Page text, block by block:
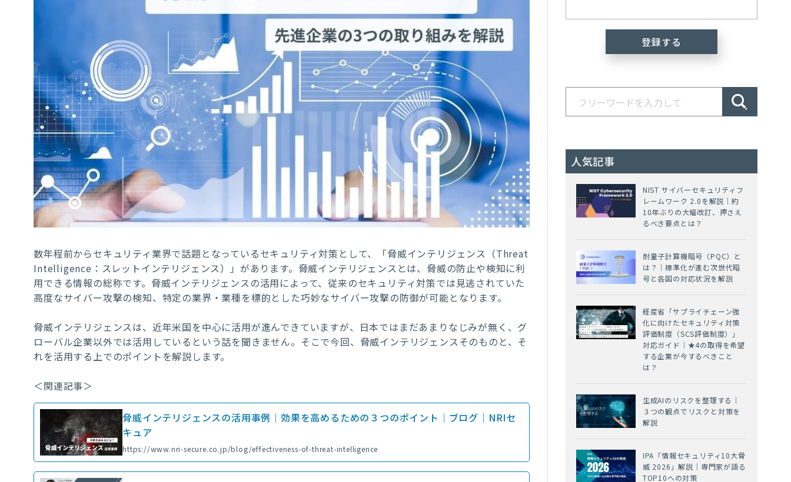
数年程前からセキュリティ業界で話題となっているセキュリティ対策として、「脅威インテリジェンス（Threat
Intelligence：スレットインテリジェンス）」があります。脅威インテリジェンスとは、脅威の防止や検知に利
用できる情報の総称です。脅威インテリジェンスの活用によって、従来のセキュリティ対策では見逃されていた
高度なサイバー攻撃の検知、特定の業界・業種を標的とした巧妙なサイバー攻撃の防御が可能となります。
脅威インテリジェンスは、近年米国を中心に活用が進んできていますが、日本ではまだあまりなじみが無く、グ
ローバル企業以外では活用しているという話を聞きません。そこで今回、脅威インテリジェンスそのものと、そ
れを活用する上でのポイントを解説します。
＜関連記事＞
脅威インテリジェンスの活用事例｜効果を高めるための３つのポイント｜ブログ｜NRIセ
キュア
https://www.nri-secure.co.jp/blog/effectiveness-of-threat-intelligence
人気記事
NIST サイバーセキュリティフ
レームワーク 2.0を解説｜約
10年ぶりの大幅改訂、押さえ
るべき要点とは？
耐量子計算機暗号（PQC）と
は？｜標準化が進む次世代暗
号と各国の対応状況を解説
経産省「サプライチェーン強
化に向けたセキュリティ対策
評価制度（SCS評価制度）」
対応ガイド｜★4の取得を希望
する企業が今するべきこと
は？
生成AIのリスクを整理する｜
３つの観点でリスクと対策を
解説
IPA「情報セキュリティ10大脅
威 2026」解説｜専門家が語る
TOP10への対策